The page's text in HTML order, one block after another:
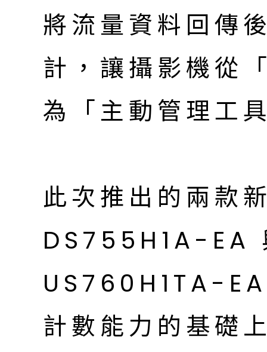
將流量資料回傳
計，讓攝影機從
為「主動管理工
此次推出的兩
DS755H1A-EA
US760H1TA-
計數能力的基礎